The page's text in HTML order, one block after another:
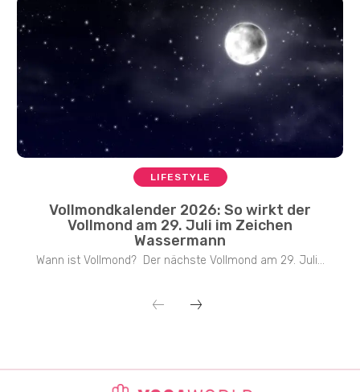
LIFESTYLE
Vollmondkalender 2026: So wirkt der
Vollmond am 29. Juli im Zeichen
Wassermann
Wann ist Vollmond? Der nächste Vollmond am 29. Juli...